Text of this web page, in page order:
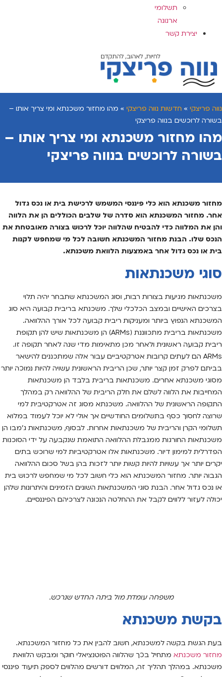
תשלומי
ארנונה
יצירת קשר
נווה פריצקי » חדשות נווה פריצקי » מהו מחזור משכנתא ומי צריך אותו –
בשורה לרוכשים בנווה פריצקי
מהו מחזור משכנתא ומי צריך אותו –
בשורה לרוכשים בנווה פריצקי
מחזור משכנתא הוא כלי פיננסי המשמש לרכישת בית או נכס גדול
אחר. מחזור המשכנתא הוא סדרה של שלבים הכוללים הן את הלווה
והן את המלווה כדי להבטיח שהלווה יוכל לרכוש בצורה מאובטחת את
הנכס שלו. הבנת מחזור המשכנתא חשובה לכל מי שמחפש לקנות
בית או נכס גדול אחר באמצעות הלוואת משכנתא.
סוגי משכנתאות
משכנתאות מגיעות בצורות רבות, וסוג המשכנתא שתבחר יהיה תלוי
בצרכים האישיים ובמצב הכלכלי שלך. משכנתא בריבית קבועה היא סוג
המשכנתא הנפוץ ביותר ומעניקות ריבית קבועה לכל אורך ההלוואה.
משכנתאות בריבית מתכווננת (ARMs) הן משכנתאות שיש להן תקופת
ריבית קבועה ראשונית ולאחר מכן מתאימות מדי שנה לאחר תקופה זו.
ARMs הם לעתים קרובות אטרקטיביים עבור אלה שמתכננים להישאר
בביתם לפרק זמן קצר יותר, שכן הריבית הראשונית עשויה להיות נמוכה יותר
מסוגי משכנתא אחרים. משכנתאות בריבית בלבד הן משכנתאות
המחייבות את הלווה לשלם את חלק הריבית של ההלוואה רק במהלך
התקופה הראשונית של ההלוואה. משכנתא מסוג זה אטרקטיבית למי
שרוצה לחסוך כסף בתשלומים החודשיים אך אולי לא יוכל לעמוד במלוא
תשלומי הקרן והריבית של משכנתאות אחרות. לבסוף, משכנתאות ג’מבו הן
משכנתאות החורגות ממגבלת ההלוואה התואמת שנקבעה על ידי הסוכנות
הפדרלית למימון דיור. משכנתאות אלו אטרקטיביות למי שרוכש בתים
יקרים יותר אך עשויות להיות קשות יותר לזכות בהן בשל סכום ההלוואה
הגבוה יותר. מחזור המשכנתא הוא כלי חשוב לכל מי שמחפש לרכוש בית
או נכס גדול אחר. הבנת סוגי המשכנתאות השונים הזמינים והיתרונות שלהן
יכולה לעזור ללווים לקבל את ההחלטה הנכונה לצרכיהם הפיננסיים.
משפחה עומדת מול ביתה החדש שנרכש.
בקשת משכנתא
בעת הגשת בקשה למשכנתא, חשוב להבין את כל מחזור המשכנתא.
מחזור משכנתא מתחיל בכך שהלווה הפוטנציאלי חוקר ומבקש הלוואת
משכנתא. במהלך תהליך זה, המלווים דורשים מהלווים לספק תיעוד פיננסי